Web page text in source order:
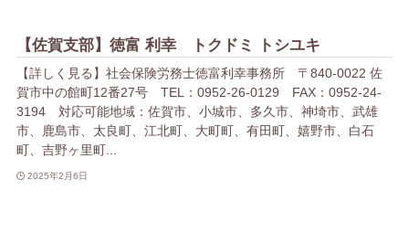
【佐賀支部】徳富 利幸 トクドミ トシユキ
【詳しく見る】社会保険労務士徳富利幸事務所 〒840-0022 佐
賀市中の館町12番27号 TEL：0952-26-0129 FAX：0952-24-
3194 対応可能地域：佐賀市、小城市、多久市、神埼市、武雄
市、鹿島市、太良町、江北町、大町町、有田町、嬉野市、白石
町、吉野ヶ里町...
2025年2月6日